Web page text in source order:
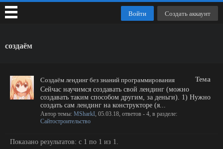
создаём
Тема
Создаём лендинг без знаний программирования
Сейчас научимся создавать свой лендинг (можно
создавать таким способом другим, за деньги). 1) Нужно
создать сам лендинг на конструкторе (я...
Автор темы: MSharkI, 05.03.18, ответов - 4, в разделе:
Сайтостроительство
Показано результатов: с 1 по 1 из 1.
Войти Создать аккаунт